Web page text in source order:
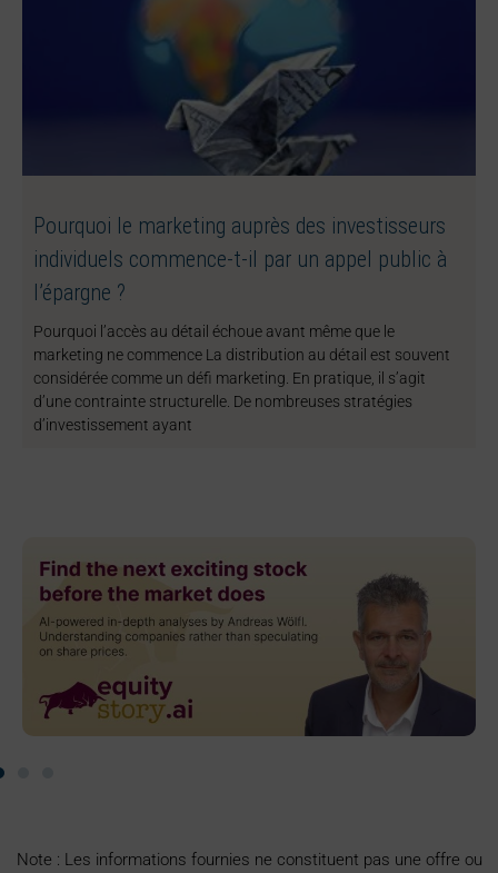
Pourquoi le marketing auprès des investisseurs
individuels commence-t-il par un appel public à
l’épargne ?
Pourquoi l’accès au détail échoue avant même que le
marketing ne commence La distribution au détail est souvent
considérée comme un défi marketing. En pratique, il s’agit
d’une contrainte structurelle. De nombreuses stratégies
d’investissement ayant
Note : Les informations fournies ne constituent pas une offre ou